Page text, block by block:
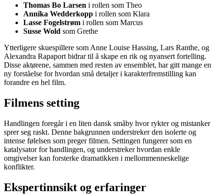
Thomas Bo Larsen i rollen som Theo
Annika Wedderkopp i rollen som Klara
Lasse Fogelstrøm i rollen som Marcus
Susse Wold som Grethe
Ytterligere skuespillere som Anne Louise Hassing, Lars Ranthe, og
Alexandra Rapaport bidrar til å skape en rik og nyansert fortelling.
Disse aktørene, sammen med resten av ensemblet, har gitt mange en
ny forståelse for hvordan små detaljer i karakterfremstilling kan
forandre en hel film.
Filmens setting
Handlingen foregår i en liten dansk småby hvor rykter og mistanker
sprer seg raskt. Denne bakgrunnen understreker den isolerte og
intense følelsen som preger filmen. Settingen fungerer som en
katalysator for handlingen, og understreker hvordan enkle
omgivelser kan forsterke dramatikken i mellommenneskelige
konflikter.
Ekspertinnsikt og erfaringer